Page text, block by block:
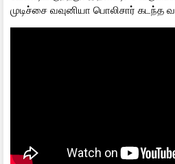
முடிச்சை வவுனியா பொலிசார் கடந்த